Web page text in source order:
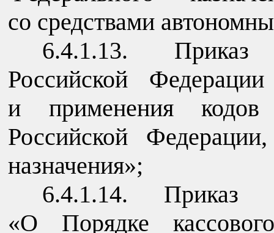
со средствами
6.4.1.13. Приказ
Российской
и применения кодов
Российской
назначения»;
6.4.1.14. Приказ
«О Порядке